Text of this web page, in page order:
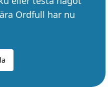
Ordfull har nu